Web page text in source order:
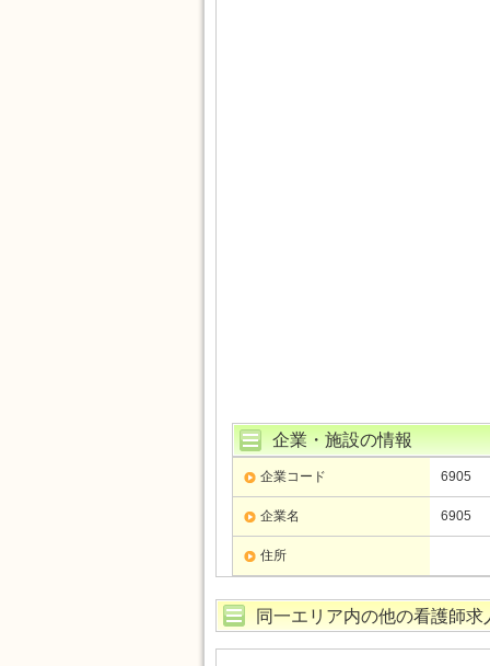
企業・施設の情報
企業コード 6905
企業名 6905
住所
同一エリア内の他の看護師求